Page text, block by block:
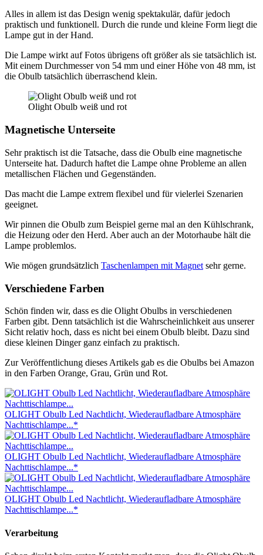
Alles in allem ist das Design wenig spektakulär, dafür jedoch
praktisch und funktionell. Durch die runde und kleine Form liegt die
Lampe gut in der Hand.
Die Lampe wirkt auf Fotos übrigens oft größer als sie tatsächlich ist.
Mit einem Durchmesser von 54 mm und einer Höhe von 48 mm, ist
die Obulb tatsächlich überraschend klein.
Olight Obulb weiß und rot
Magnetische Unterseite
Sehr praktisch ist die Tatsache, dass die Obulb eine magnetische
Unterseite hat. Dadurch haftet die Lampe ohne Probleme an allen
metallischen Flächen und Gegenständen.
Das macht die Lampe extrem flexibel und für vielerlei Szenarien
geeignet.
Wir pinnen die Obulb zum Beispiel gerne mal an den Kühlschrank,
die Heizung oder den Herd. Aber auch an der Motorhaube hält die
Lampe problemlos.
Wie mögen grundsätzlich Taschenlampen mit Magnet sehr gerne.
Verschiedene Farben
Schön finden wir, dass es die Olight Obulbs in verschiedenen
Farben gibt. Denn tatsächlich ist die Wahrscheinlichkeit aus unserer
Sicht relativ hoch, dass es nicht bei einem Obulb bleibt. Dazu sind
diese kleinen Dinger ganz einfach zu praktisch.
Zur Veröffentlichung dieses Artikels gab es die Obulbs bei Amazon
in den Farben Orange, Grau, Grün und Rot.
OLIGHT Obulb Led Nachtlicht, Wiederaufladbare Atmosphäre
Nachttischlampe...*
OLIGHT Obulb Led Nachtlicht, Wiederaufladbare Atmosphäre
Nachttischlampe...*
OLIGHT Obulb Led Nachtlicht, Wiederaufladbare Atmosphäre
Nachttischlampe...*
Verarbeitung